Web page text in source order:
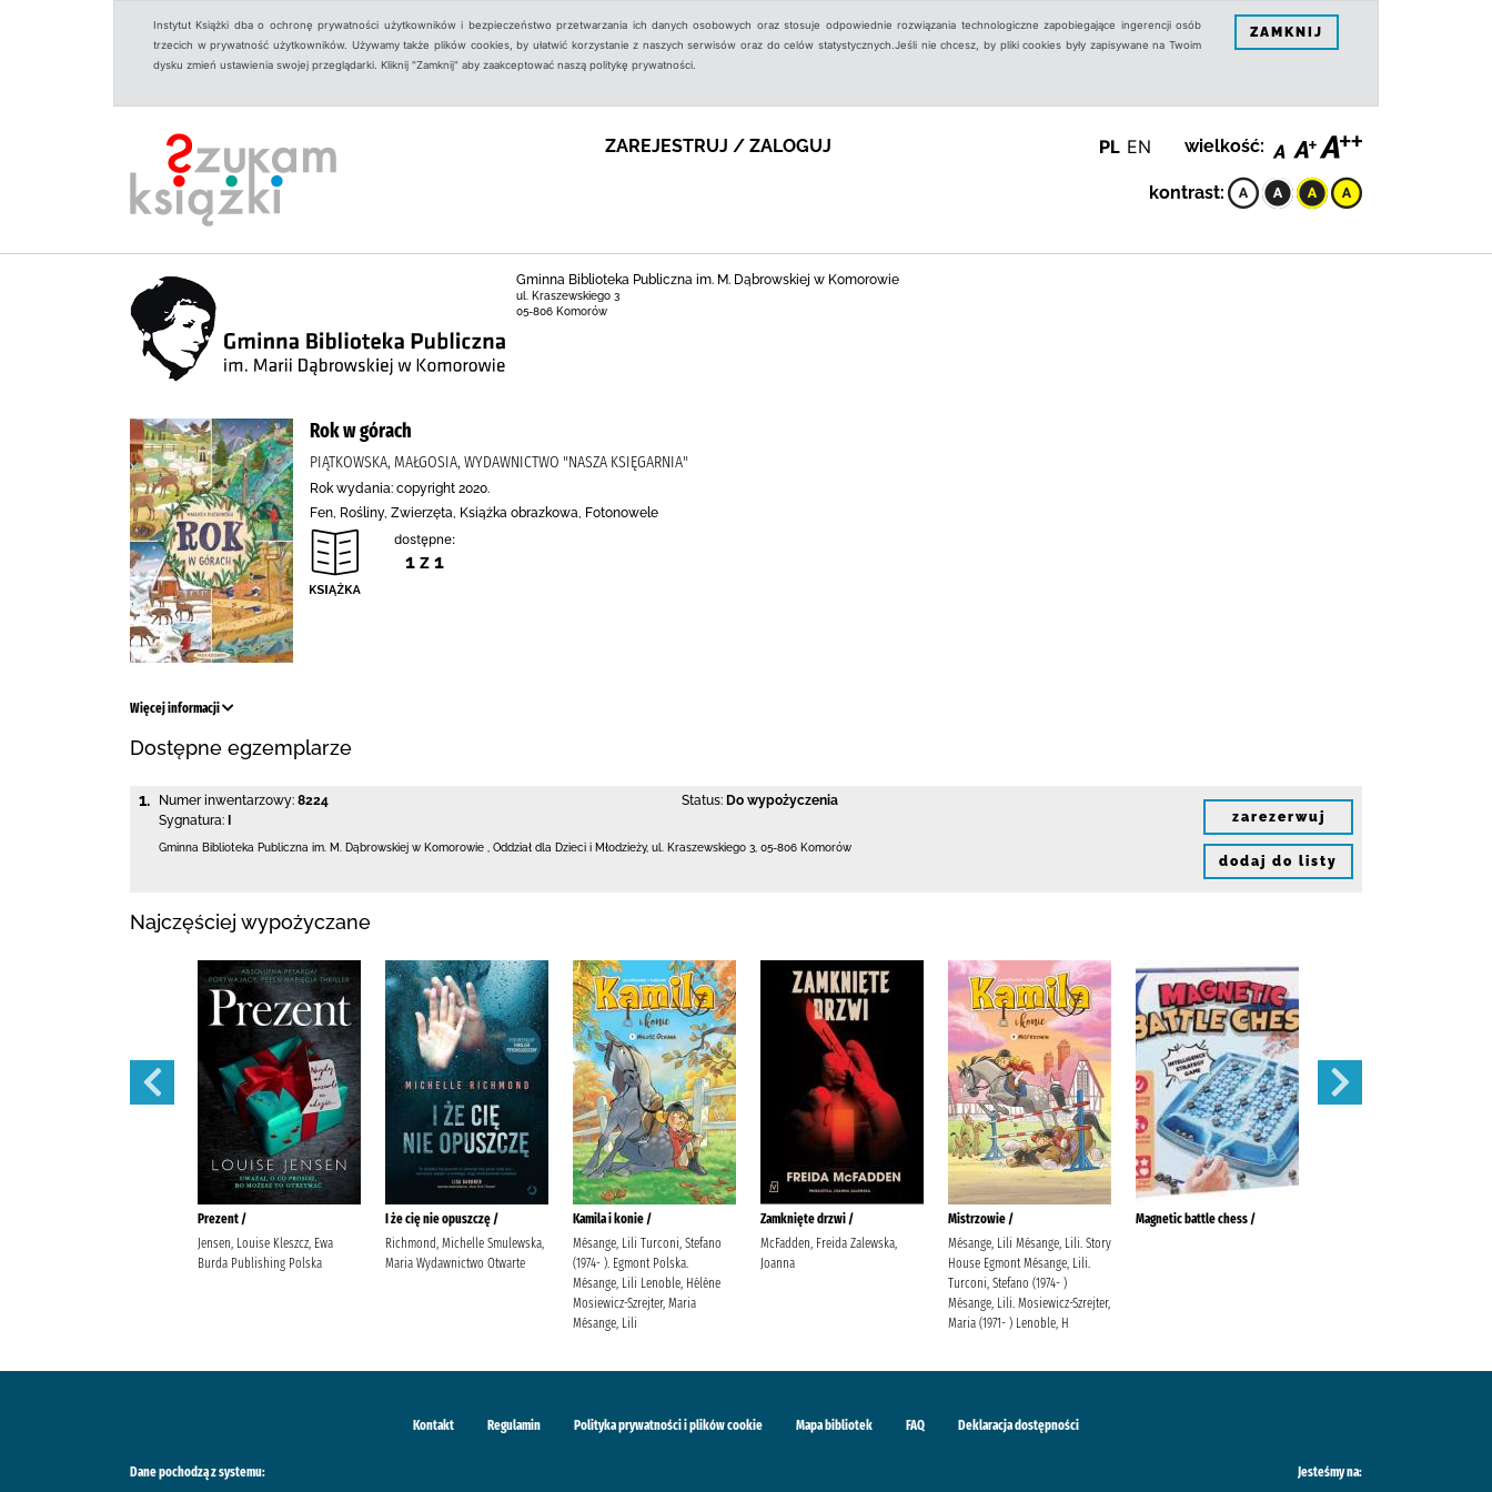
Instytut Książki dba o ochronę prywatności użytkowników i bezpieczeństwo przetwarzania ich danych osobowych oraz stosuje odpowiednie rozwiązania technologiczne zapobiegające ingerencji osób
trzecich w prywatność użytkowników. Używamy także plików cookies, by ułatwić korzystanie z naszych serwisów oraz do celów statystycznych.Jeśli nie chcesz, by pliki cookies były zapisywane na Twoim
dysku zmień ustawienia swojej przeglądarki. Kliknij "Zamknij" aby zaakceptować naszą politykę prywatności.
ZAMKNIJ
ZAREJESTRUJ / ZALOGUJ PL EN wielkość:
kontrast:
Gminna Biblioteka Publiczna im. M. Dąbrowskiej w Komorowie
ul. Kraszewskiego 3
05-806 Komorów
Rok w górach
PIĄTKOWSKA, MAŁGOSIA, WYDAWNICTWO "NASZA KSIĘGARNIA"
Rok wydania: copyright 2020.
Fen, Rośliny, Zwierzęta, Książka obrazkowa, Fotonowele
dostępne:
1 z 1
Więcej informacji
Dostępne egzemplarze
1. Numer inwentarzowy: 8224
Sygnatura:
Status: Do wypożyczenia
Gminna Biblioteka Publiczna im. M. Dąbrowskiej w Komorowie Oddział dla Dzieci i Młodzieży, ul. Kraszewskiego 3 05-806 Komorów
zarezerwuj
dodaj do listy
Najczęściej wypożyczane
Prezent /
Jensen, Louise Kleszcz, Ewa
Burda Publishing Polska
I że cię nie opuszczę /
Richmond, Michelle Smulewska,
Maria Wydawnictwo Otwarte
Kamila i konie /
Mésange, Lili Turconi, Stefano
(1974- ). Egmont Polska.
Mésange, Lili Lenoble, Hélène
Mosiewicz-Szrejter, Maria
Mésange, Lili
Zamknięte drzwi /
McFadden, Freida Zalewska,
Joanna
Mistrzowie /
Mésange, Lili Mésange, Lili. Story
House Egmont Mésange, Lili.
Turconi, Stefano (1974- )
Mésange, Lili. Mosiewicz-Szrejter,
Maria (1971- ) Lenoble, H
Magnetic battle chess /
Kontakt Regulamin Polityka prywatności i plików cookie Mapa bibliotek FAQ Deklaracja dostępności
Dane pochodzą z systemu: Jesteśmy na: